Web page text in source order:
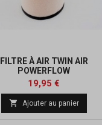
FILTRE À AIR TWIN AIR
POWERFLOW
Prix
19,95 €
base
 Ajouter au panier